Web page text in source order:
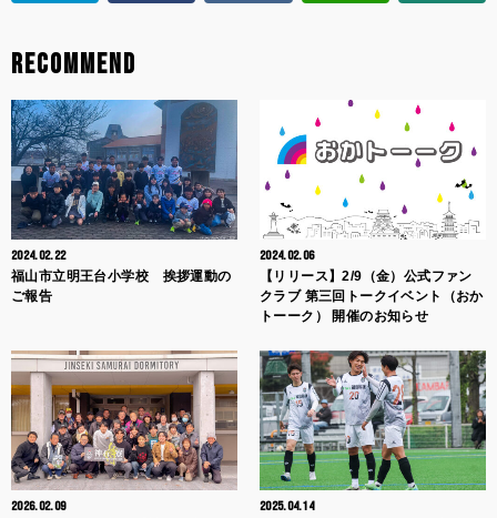
RECOMMEND
2024.02.22
福山市立明王台小学校 挨拶運動の
ご報告
2024.02.06
【リリース】2/9（金）公式ファン
クラブ 第三回トークイベント（おか
トーーク） 開催のお知らせ
2026.02.09 2025.04.14